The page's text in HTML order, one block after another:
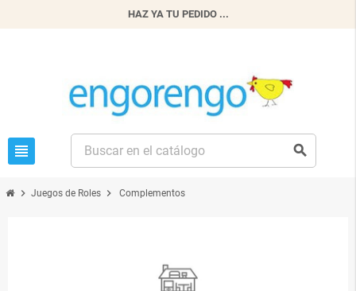
HAZ YA TU PEDIDO ...
view_headline search
chevron_right Juegos de Roles chevron_right Complementos